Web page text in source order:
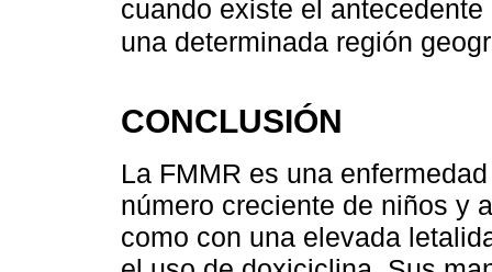
cuando existe el
una determinada región
CONCLUSIÓN
La FMMR es una
número creciente de niños y
como con una elevada